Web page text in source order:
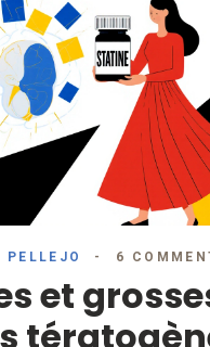
PELLEJO 6
et